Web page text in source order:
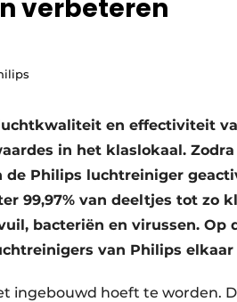
verbeteren
en effectiviteit
in het klaslokaal.
Philips luchtreiniger
99,97% van deeltjes tot zo
bacteriën en virussen. Op
van Philips elkaar
ingebouwd hoeft te worden.